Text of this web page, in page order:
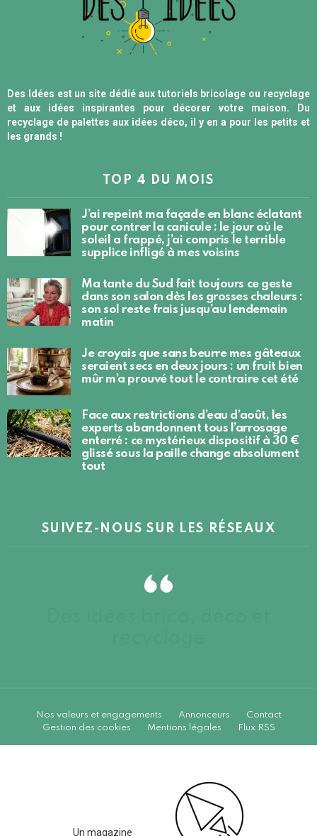
Des Idées est un site dédié aux tutoriels bricolage ou recyclage
et aux idées inspirantes pour décorer votre maison. Du
recyclage de palettes aux idées déco, il y en a pour les petits et
les grands !
TOP 4 DU MOIS
J’ai repeint ma façade en blanc éclatant
pour contrer la canicule : le jour où le
soleil a frappé, j’ai compris le terrible
supplice infligé à mes voisins
Ma tante du Sud fait toujours ce geste
dans son salon dès les grosses chaleurs :
son sol reste frais jusqu’au lendemain
matin
Je croyais que sans beurre mes gâteaux
seraient secs en deux jours : un fruit bien
mûr m’a prouvé tout le contraire cet été
Face aux restrictions d’eau d’août, les
experts abandonnent tous l’arrosage
enterré : ce mystérieux dispositif à 30 €
glissé sous la paille change absolument
tout
SUIVEZ-NOUS SUR LES RÉSEAUX
Nos valeurs et engagements Annonceurs
Contact
Gestion des cookies
Mentions légales Flux RSS
Un magazine